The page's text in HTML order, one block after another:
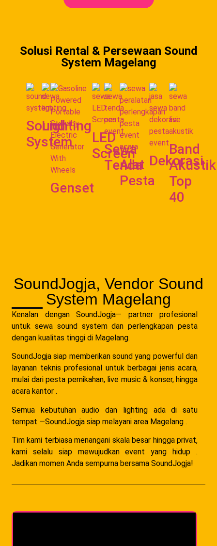
Solusi Rental & Persewaan Sound
System Magelang
Sound
System
Lighting
Genset
LED
Screen
Sewa
Tenda
Alat
Pesta
Dekorasi
Band
Akustik
Top
40
SoundJogja, Vendor Sound
System Magelang
Kenalan dengan SoundJogja— partner profesional
untuk sewa sound system dan perlengkapan pesta
dengan kualitas tinggi di Magelang.
SoundJogja siap memberikan sound yang powerful dan
layanan teknis profesional untuk berbagai jenis acara,
mulai dari pesta pernikahan, live music & konser, hingga
acara kantor .
Semua kebutuhan audio dan lighting ada di satu
tempat —SoundJogja siap melayani area Magelang .
Tim kami terbiasa menangani skala besar hingga privat,
kami selalu siap mewujudkan event yang hidup .
Jadikan momen Anda sempurna bersama SoundJogja!